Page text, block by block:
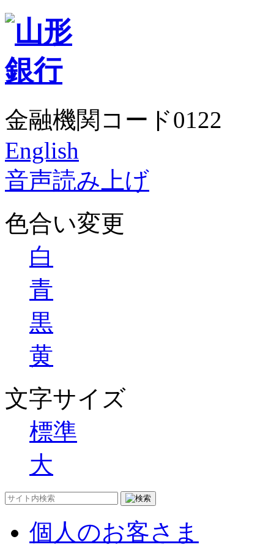
金融機関コード0122
English
音声読み上げ
色合い変更
白
青
黒
黄
文字サイズ
標準
大
個人のお客さま